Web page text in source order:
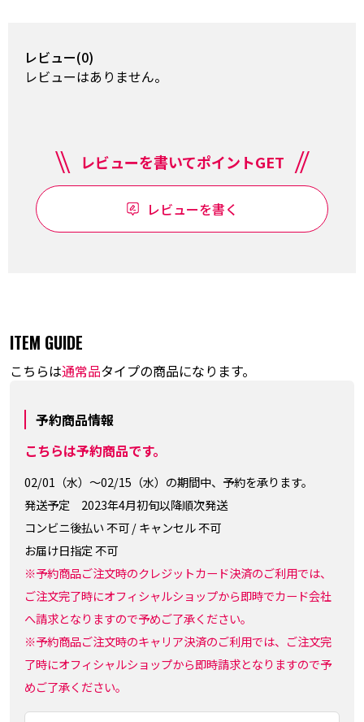
レビュー(0)
レビューはありません。
レビューを書いてポイントGET
レビューを書く
ITEM GUIDE
こちらは通常品タイプの商品になります。
予約商品情報
こちらは予約商品です。
02/01（水）～02/15（水）の期間中、予約を承ります。
発送予定 2023年4月初旬以降順次発送
コンビニ後払い 不可 / キャンセル 不可
お届け日指定 不可
※予約商品ご注文時のクレジットカード決済のご利用では、
ご注文完了時にオフィシャルショップから即時でカード会社
へ請求となりますので予めご了承ください。
※予約商品ご注文時のキャリア決済のご利用では、ご注文完
了時にオフィシャルショップから即時請求となりますので予
めご了承ください。